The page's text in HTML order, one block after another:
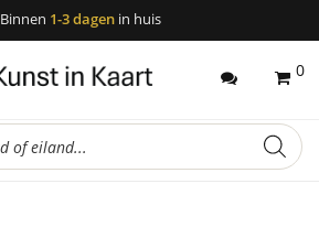
Binnen 1-3 dagen in huis
0